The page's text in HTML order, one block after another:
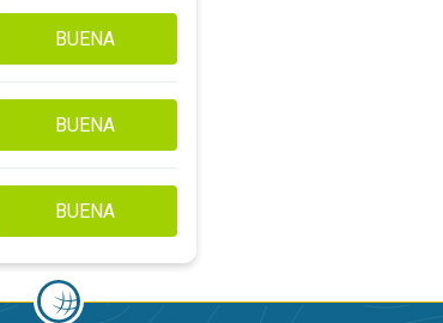
BUENA
BUENA
BUENA